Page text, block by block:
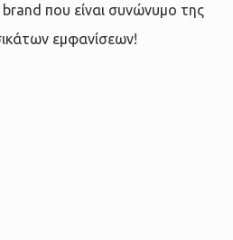
που είναι συνώνυμο της
εμφανίσεων!